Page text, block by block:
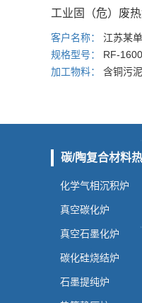
工业固（危）废
客户名称：江苏某
规格型号： RF-1600
加工物料：含铜污泥
碳/陶复合材料
化学气相沉积炉
真空碳化炉
真空石墨化炉
碳化硅烧结炉
石墨提纯炉